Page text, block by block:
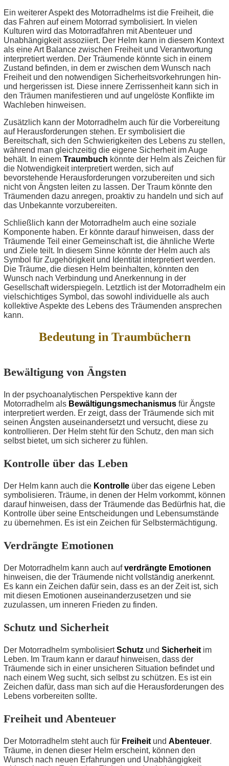
Ein weiterer Aspekt des Motorradhelms ist die Freiheit, die
das Fahren auf einem Motorrad symbolisiert. In vielen
Kulturen wird das Motorradfahren mit Abenteuer und
Unabhängigkeit assoziiert. Der Helm kann in diesem Kontext
als eine Art Balance zwischen Freiheit und Verantwortung
interpretiert werden. Der Träumende könnte sich in einem
Zustand befinden, in dem er zwischen dem Wunsch nach
Freiheit und den notwendigen Sicherheitsvorkehrungen hin-
und hergerissen ist. Diese innere Zerrissenheit kann sich in
den Träumen manifestieren und auf ungelöste Konflikte im
Wachleben hinweisen.
Zusätzlich kann der Motorradhelm auch für die Vorbereitung
auf Herausforderungen stehen. Er symbolisiert die
Bereitschaft, sich den Schwierigkeiten des Lebens zu stellen,
während man gleichzeitig die eigene Sicherheit im Auge
behält. In einem Traumbuch könnte der Helm als Zeichen für
die Notwendigkeit interpretiert werden, sich auf
bevorstehende Herausforderungen vorzubereiten und sich
nicht von Ängsten leiten zu lassen. Der Traum könnte den
Träumenden dazu anregen, proaktiv zu handeln und sich auf
das Unbekannte vorzubereiten.
Schließlich kann der Motorradhelm auch eine soziale
Komponente haben. Er könnte darauf hinweisen, dass der
Träumende Teil einer Gemeinschaft ist, die ähnliche Werte
und Ziele teilt. In diesem Sinne könnte der Helm auch als
Symbol für Zugehörigkeit und Identität interpretiert werden.
Die Träume, die diesen Helm beinhalten, könnten den
Wunsch nach Verbindung und Anerkennung in der
Gesellschaft widerspiegeln. Letztlich ist der Motorradhelm ein
vielschichtiges Symbol, das sowohl individuelle als auch
kollektive Aspekte des Lebens des Träumenden ansprechen
kann.
Bedeutung in Traumbüchern
Bewältigung von Ängsten
In der psychoanalytischen Perspektive kann der
Motorradhelm als Bewältigungsmechanismus für Ängste
interpretiert werden. Er zeigt, dass der Träumende sich mit
seinen Ängsten auseinandersetzt und versucht, diese zu
kontrollieren. Der Helm steht für den Schutz, den man sich
selbst bietet, um sich sicherer zu fühlen.
Kontrolle über das Leben
Der Helm kann auch die Kontrolle über das eigene Leben
symbolisieren. Träume, in denen der Helm vorkommt, können
darauf hinweisen, dass der Träumende das Bedürfnis hat, die
Kontrolle über seine Entscheidungen und Lebensumstände
zu übernehmen. Es ist ein Zeichen für Selbstermächtigung.
Verdrängte Emotionen
Der Motorradhelm kann auch aufverdrängte Emotionen
hinweisen, die der Träumende nicht vollständig anerkennt.
Es kann ein Zeichen dafür sein, dass es an der Zeit ist, sich
mit diesen Emotionen auseinanderzusetzen und sie
zuzulassen, um inneren Frieden zu finden.
Schutz und Sicherheit
Der Motorradhelm symbolisiertSchutz und Sicherheit im
Leben. Im Traum kann er darauf hinweisen, dass der
Träumende sich in einer unsicheren Situation befindet und
nach einem Weg sucht, sich selbst zu schützen. Es ist ein
Zeichen dafür, dass man sich auf die Herausforderungen des
Lebens vorbereiten sollte.
Freiheit und Abenteuer
Der Motorradhelm steht auch für Freiheit und Abenteuer.
Träume, in denen dieser Helm erscheint, können den
Wunsch nach neuen Erfahrungen und Unabhängigkeit